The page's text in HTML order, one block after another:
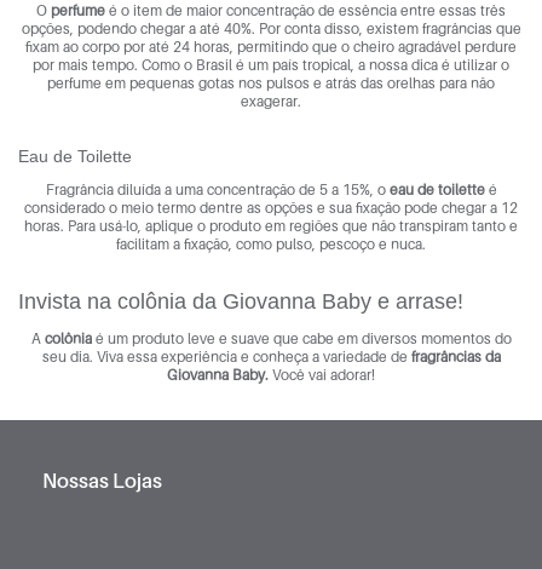
O perfume é o item de maior concentração de essência entre essas três
opções, podendo chegar a até 40%. Por conta disso, existem fragrâncias que
fixam ao corpo por até 24 horas, permitindo que o cheiro agradável perdure
por mais tempo. Como o Brasil é um país tropical, a nossa dica é utilizar o
perfume em pequenas gotas nos pulsos e atrás das orelhas para não
exagerar.
Eau de Toilette
Fragrância diluída a uma concentração de 5 a 15%, o eau de toiletteé
considerado o meio termo dentre as opções e sua fixação pode chegar a 12
horas. Para usá-lo, aplique o produto em regiões que não transpiram tanto e
facilitam a fixação, como pulso, pescoço e nuca.
Invista na colônia da Giovanna Baby e arrase!
A colôniaé um produto leve e suave que cabe em diversos momentos do
seu dia. Viva essa experiência e conheça a variedade de fragrâncias da
Giovanna Baby. Você vai adorar!
Nossas Lojas